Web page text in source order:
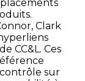
Clark
CC&L. Ces
sur